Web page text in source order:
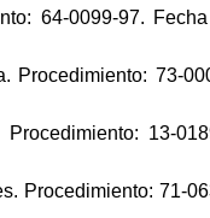
64-0099-97.
73-
13-
Procedimiento: 71-